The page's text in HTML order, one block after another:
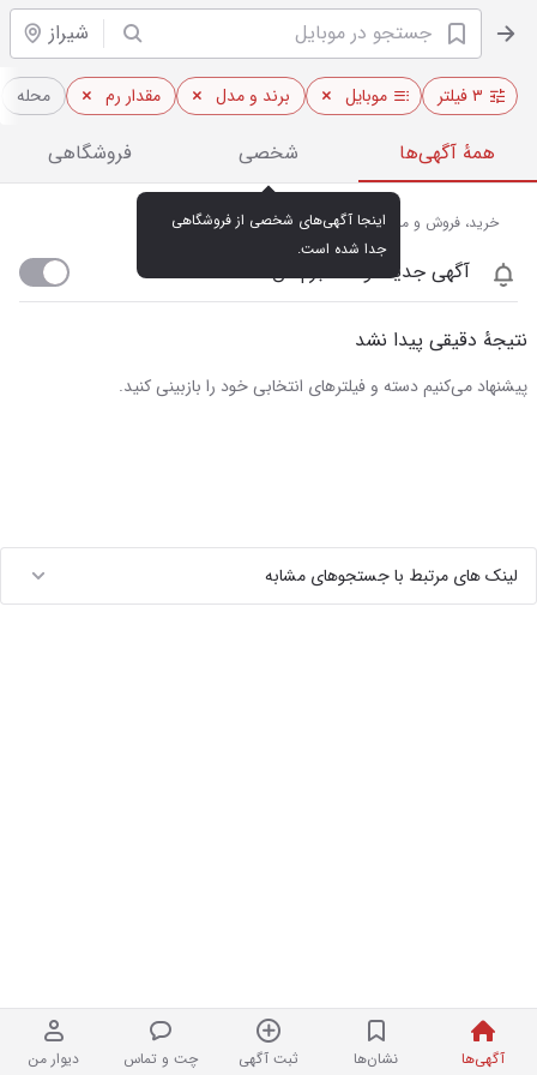
شیراز
آگهی‌ها نشان‌ها ثبت آگهی چت و تماس دیوار من
۳ فیلتر موبایل برند و مدل مقدار رم محله
همهٔ آگهی‌ها شخصی فروشگاهی
جدا شده است.
خرید، فروش و مشاهده قیمت روز موبایل در شیراز
آگهی جدید اومد خبرم کن
نتیجهٔ دقیقی پیدا نشد
پیشنهاد می‌کنیم دسته و فیلترهای انتخابی خود را بازبینی کنید.
لینک های مرتبط با جستجوهای مشابه